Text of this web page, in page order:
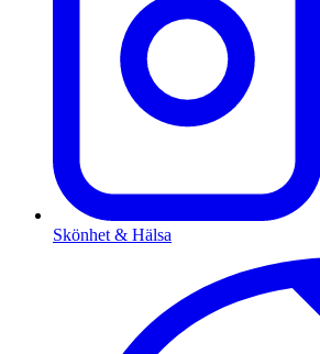
Skönhet & Hälsa